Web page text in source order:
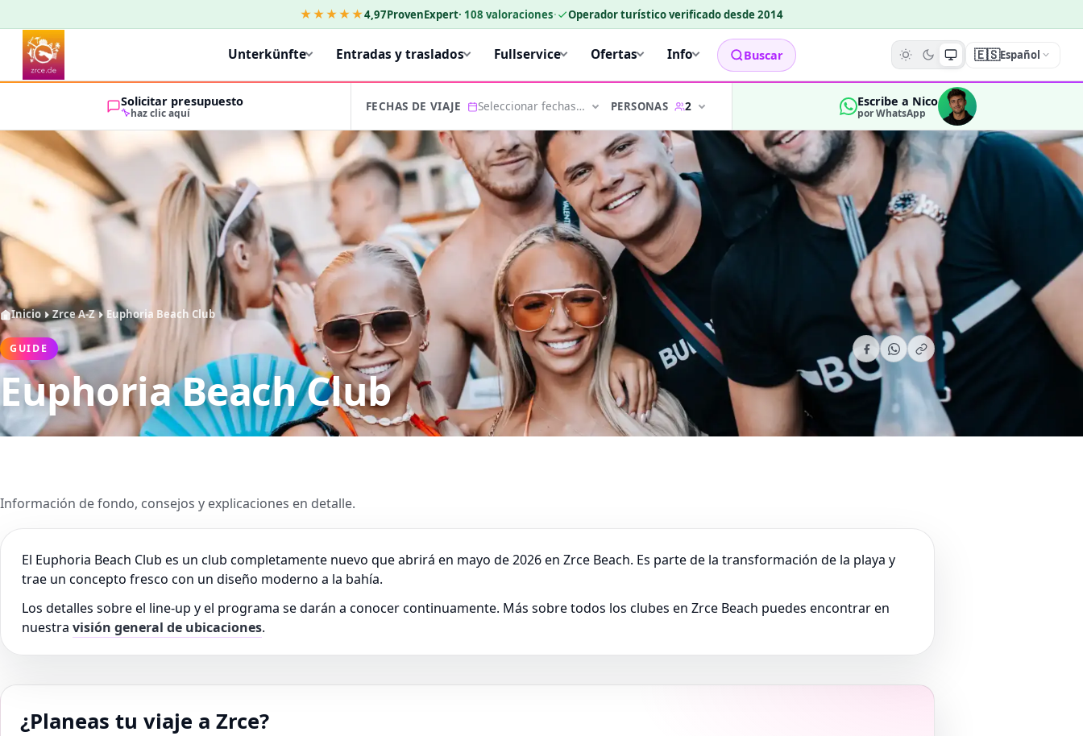
★★★★★4,97ProvenExpert· 108 valoraciones· Operador turístico verificado desde 2014
Unterkünfte Entradas y traslados Fullservice Ofertas Info Buscar 🇪🇸Español
Solicitar presupuesto
haz clic aquí FECHAS DE VIAJE Seleccionar fechas… PERSONAS 2 Escribe a Nico
por WhatsApp
Inicio Zrce A-Z Euphoria Beach Club
GUIDE
Euphoria Beach Club
Información de fondo, consejos y explicaciones en detalle.
El Euphoria Beach Club es un club completamente nuevo que abrirá en mayo de 2026 en Zrce Beach. Es parte de la transformación de la playa y
trae un concepto fresco con un diseño moderno a la bahía.
Los detalles sobre el line-up y el programa se darán a conocer continuamente. Más sobre todos los clubes en Zrce Beach puedes encontrar en
nuestra visión general de ubicaciones.
¿Planeas tu viaje a Zrce?